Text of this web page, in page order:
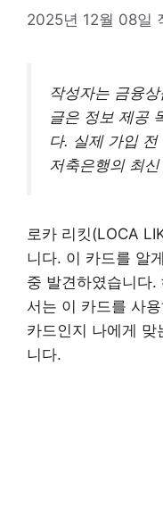
2025년 12월 08일
작성자는 금융
글은 정보 제공
다. 실제 가입
저축은행의 최
로카 리킷(LOCA
니다. 이 카드를 알
중 발견하였습니다.
서는 이 카드를 사
카드인지 나에게 맞
니다.